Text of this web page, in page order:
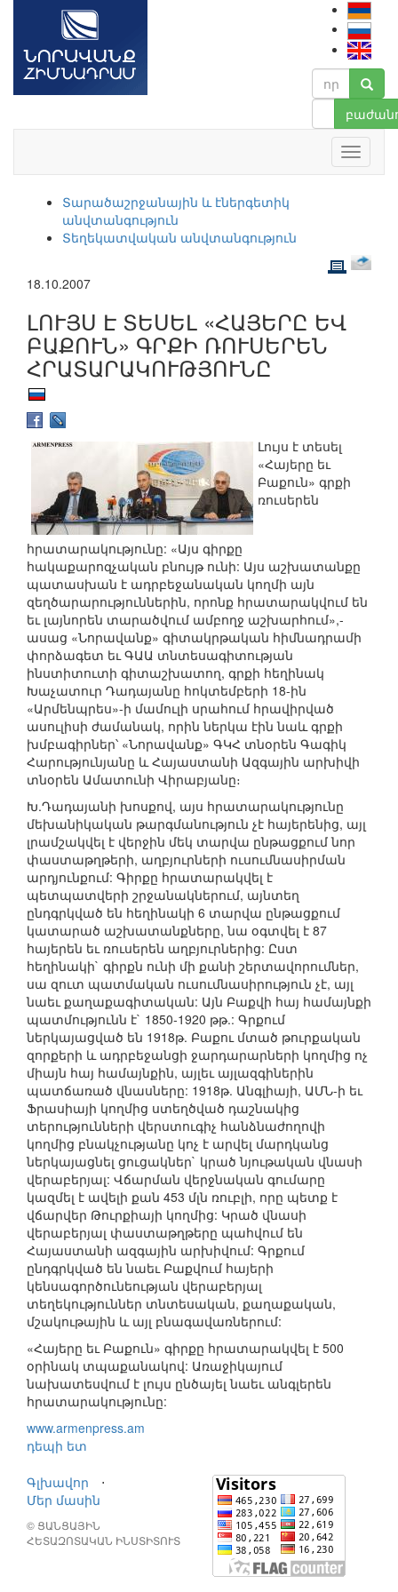
Տարածաշրջանային և էներգետիկ
անվտանգություն
Տեղեկատվական անվտանգություն
18.10.2007
ԼՈՒՅՍ Է ՏԵՍԵԼ «ՀԱՅԵՐԸ ԵՎ
ԲԱՔՈՒՆ» ԳՐՔԻ ՌՈՒՍԵՐԵՆ
ՀՐԱՏԱՐԱԿՈՒԹՅՈՒՆԸ
Լույս է տեսել
«Հայերը եւ
Բաքուն» գրքի
ռուսերեն
հրատարակությունը: «Այս գիրքը
հակաքարոզչական բնույթ ունի: Այս աշխատանքը
պատասխան է ադրբեջանական կողմի այն
զեղծարարություններին, որոնք հրատարակվում են
եւ լայնորեն տարածվում ամբողջ աշխարհում»,-
ասաց «Նորավանք» գիտակրթական հիմնադրամի
փորձագետ եւ ԳԱԱ տնտեսագիտության
ինստիտուտի գիտաշխատող, գրքի հեղինակ
Խաչատուր Դադայանը հոկտեմբերի 18-ին
«Արմենպրես»-ի մամուլի սրահում հրավիրված
ասուլիսի ժամանակ, որին ներկա էին նաև գրքի
խմբագիրներ՝ «Նորավանք» ԳԿՀ տնօրեն Գագիկ
Հարությունյանը և Հայաստանի Ազգային արխիվի
տնօրեն Ամատունի Վիրաբյանը։
Խ.Դադայանի խոսքով, այս հրատարակությունը
մեխանիկական թարգմանություն չէ հայերենից, այլ
լրամշակվել է վերջին մեկ տարվա ընթացքում նոր
փաստաթղթերի, աղբյուրների ուսումնասիրման
արդյունքում: Գիրքը հրատարակվել է
պետպատվերի շրջանակներում, այնտեղ
ընդգրկված են հեղինակի 6 տարվա ընթացքում
կատարած աշխատանքները, նա օգտվել է 87
հայերեն եւ ռուսերեն աղբյուրներից: Ըստ
հեղինակի` գիրքն ունի մի քանի շերտավորումներ,
սա զուտ պատմական ուսումնասիրություն չէ, այլ
նաեւ քաղաքագիտական: Այն Բաքվի հայ համայնքի
պատմությունն է` 1850-1920 թթ.: Գրքում
ներկայացված են 1918թ. Բաքու մտած թուրքական
զորքերի և ադրբեջանցի ջարդարարների կողմից ոչ
միայն հայ համայնքին, այլեւ այլազգիներին
պատճառած վնասները: 1918թ. Անգլիայի, ԱՄՆ-ի եւ
Ֆրասիայի կողմից ստեղծված դաշնակից
տերությունների վերստուգիչ հանձնաժողովի
կողմից բնակչությանը կոչ է արվել մարդկանց
ներկայացնել ցուցակներ` կրած նյութական վնասի
վերաբերյալ: Վճարման վերջնական գումարը
կազմել է ավելի քան 453 մլն ռուբլի, որը պետք է
վճարվեր Թուրքիայի կողմից: Կրած վնասի
վերաբերյալ փաստաթղթերը պահվում են
Հայաստանի ազգային արխիվում: Գրքում
ընդգրկված են նաեւ Բաքվում հայերի
կենսագործունեության վերաբերյալ
տեղեկություններ տնտեսական, քաղաքական,
մշակութային և այլ բնագավառներում:
«Հայերը եւ Բաքուն» գիրքը հրատարակվել է 500
օրինակ տպաքանակով: Առաջիկայում
նախատեսվում է լույս ընծայել նաեւ անգլերեն
հրատարակությունը:
www.armenpress.am
դեպի ետ
Գլխավոր
⋅
Մեր մասին
© ՑԱՆՑԱՅԻՆ
ՀԵՏԱԶՈՏԱԿԱՆ ԻՆՍՏԻՏՈՒՏ